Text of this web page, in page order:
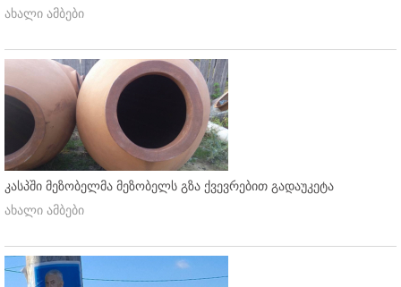
ახალი ამბები
კასპში მეზობელმა მეზობელს გზა ქვევრებით გადაუკეტა
ახალი ამბები